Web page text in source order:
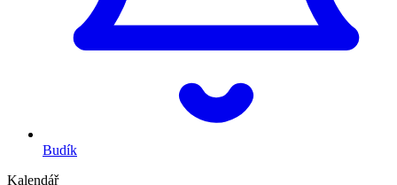
Budík
Kalendář